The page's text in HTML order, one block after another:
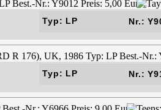
Typ: LP Nr.:
Typ: LP Nr.: